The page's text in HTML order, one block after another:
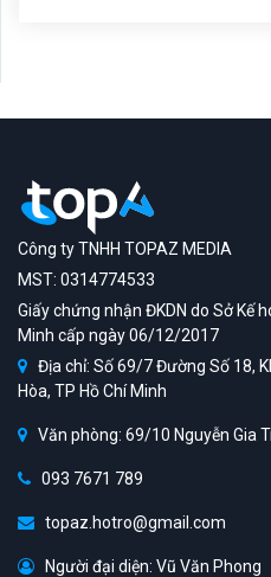
Công ty TNHH TOPAZ MEDIA
MST: 0314774533
Giấy chứng nhận ĐKDN do Sở Kế
Minh cấp ngày 06/12/2017
Địa chỉ: Số 69/7 Đường Số 18,
Hòa, TP Hồ Chí Minh
Văn phòng: 69/10 Nguyễn Gia
093 7671 789
topaz.hotro@gmail.com
Người đại diện: Vũ Văn Phong